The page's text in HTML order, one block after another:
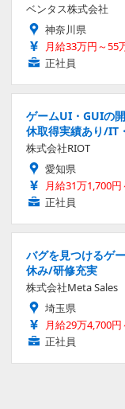
ベンタス株式会社
神奈川県
月給33万円～55
正社員
ゲームUI・GUIの
休取得実績あり/IT
株式会社RIOT
愛知県
月給31万1,700
正社員
バグを見つけるゲ
休み/研修充実
株式会社Meta Sales
埼玉県
月給29万4,700
正社員